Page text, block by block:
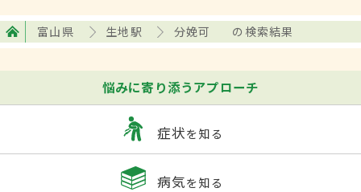
富山県 生地駅 分娩可 の検索結果
悩みに寄り添うアプローチ
症状を知る
病気を知る